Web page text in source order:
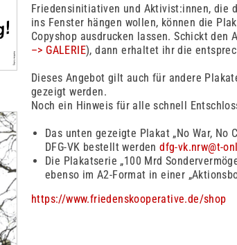
Friedensinitiativen und Aktivist:innen, die
ins Fenster hängen wollen, können die
Copyshop ausdrucken lassen. Schickt
–> GALERIE), dann erhaltet ihr die
Dieses Angebot gilt auch für andere
gezeigt werden.
Noch ein Hinweis für alle schnell
Das unten gezeigte Plakat „No War, No
DFG-VK bestellt werdendfg-vk.nrw@t-
Die Plakatserie „100 Mrd
ebenso im A2-Format in einer
https://www.friedenskooperative.de/shop